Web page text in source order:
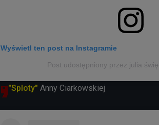
Wyświetl ten post na Instagramie
Post udostępniony przez julia
"Sploty" Anny Ciarkowskiej